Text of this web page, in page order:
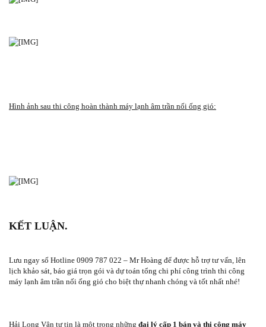
Hình ảnh sau thi công hoàn thành máy lạnh âm trần nối ống gió:
KẾT LUẬN.
Lưu ngay số Hotline 0909 787 022 – Mr Hoàng để được hỗ trợ tư vấn, lên
lịch khảo sát, báo giá trọn gói và dự toán tổng chi phí công trình thi công
máy lạnh âm trần nối ống gió cho biệt thự nhanh chóng và tốt nhất nhé!
Hải Long Vân tự tin là một trong những đại lý cấp 1 bán và thi công máy